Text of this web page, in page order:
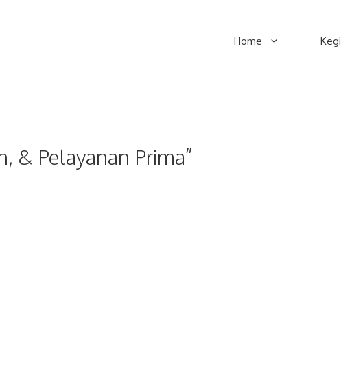
Home
& Pelayanan Prima”